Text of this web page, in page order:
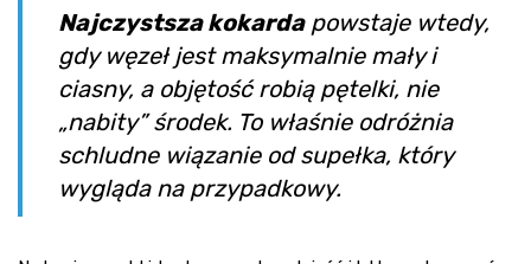
Najczystsza kokardapowstaje wtedy,
gdy węzeł jest maksymalnie mały i
ciasny, a objętość robią pętelki, nie
„nabity” środek. To właśnie odróżnia
schludne wiązanie od supełka, który
wygląda na przypadkowy.